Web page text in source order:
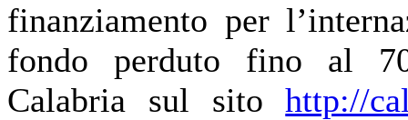
finanziamento per
fondo perduto fino al
Calabria sul sitohttp://